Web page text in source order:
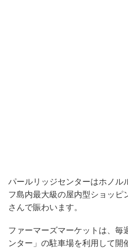
パールリッジセンターはホノル
フ島内最大級の屋内型ショッピ
さんで賑わいます。
ファーマーズマーケットは、毎
ンター」の駐車場を利用して開